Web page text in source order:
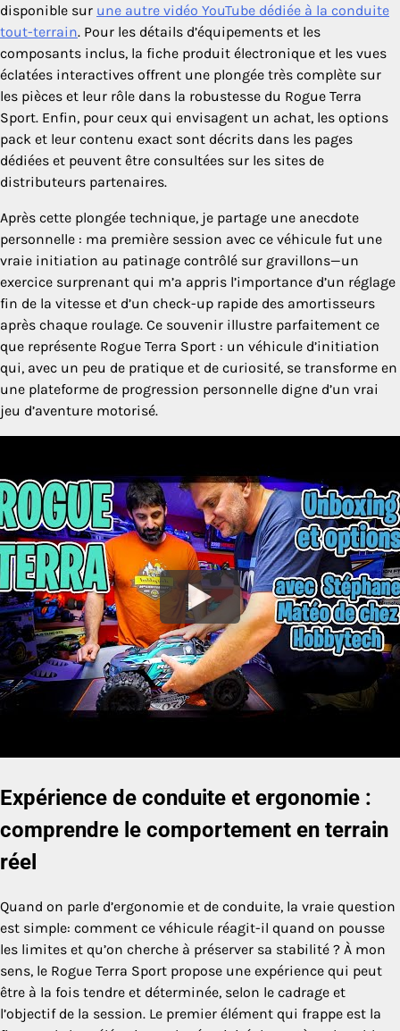
disponible sur une autre vidéo YouTube dédiée à la conduite
tout-terrain. Pour les détails d’équipements et les
composants inclus, la fiche produit électronique et les vues
éclatées interactives offrent une plongée très complète sur
les pièces et leur rôle dans la robustesse du Rogue Terra
Sport. Enfin, pour ceux qui envisagent un achat, les options
pack et leur contenu exact sont décrits dans les pages
dédiées et peuvent être consultées sur les sites de
distributeurs partenaires.
Après cette plongée technique, je partage une anecdote
personnelle : ma première session avec ce véhicule fut une
vraie initiation au patinage contrôlé sur gravillons—un
exercice surprenant qui m’a appris l’importance d’un réglage
fin de la vitesse et d’un check-up rapide des amortisseurs
après chaque roulage. Ce souvenir illustre parfaitement ce
que représente Rogue Terra Sport : un véhicule d’initiation
qui, avec un peu de pratique et de curiosité, se transforme en
une plateforme de progression personnelle digne d’un vrai
jeu d’aventure motorisé.
Expérience de conduite et ergonomie :
comprendre le comportement en terrain
réel
Quand on parle d’ergonomie et de conduite, la vraie question
est simple: comment ce véhicule réagit-il quand on pousse
les limites et qu’on cherche à préserver sa stabilité ? À mon
sens, le Rogue Terra Sport propose une expérience qui peut
être à la fois tendre et déterminée, selon le cadrage et
l’objectif de la session. Le premier élément qui frappe est la